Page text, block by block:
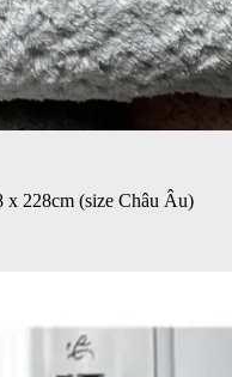
x 228cm (size Châu Âu)